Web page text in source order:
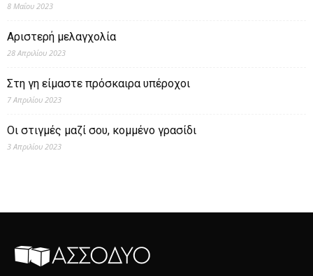
8 Μαΐου 2023
Αριστερή μελαγχολία
28 Απριλίου 2023
Στη γη είμαστε πρόσκαιρα υπέροχοι
7 Απριλίου 2023
Οι στιγμές μαζί σου, κομμένο γρασίδι
3 Απριλίου 2023